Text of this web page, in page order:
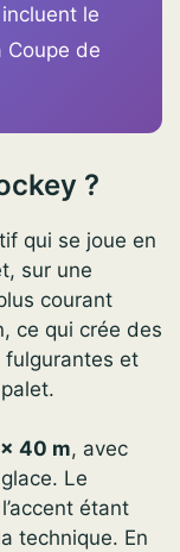
le
Coupe de
?
qui se joue en
sur une
courant
ce qui crée des
fulgurantes et
40 m, avec
Le
étant
technique. En